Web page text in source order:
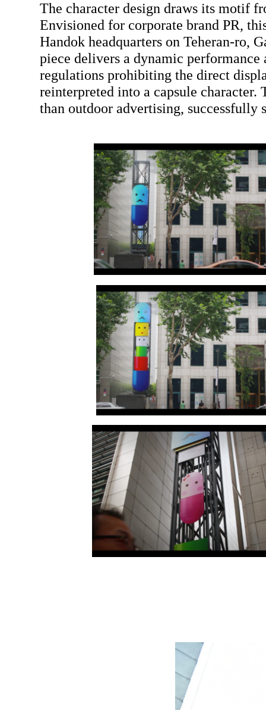
The character design draws its motif
Envisioned for corporate brand PR,
Handok headquarters on Teheran-ro,
piece delivers a dynamic
regulations prohibiting the direct
reinterpreted into a capsule
than outdoor advertising,